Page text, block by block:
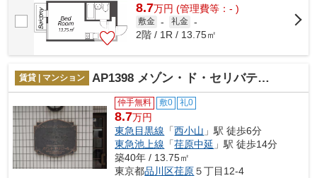
8.7万円 (管理費等：- )
敷金 - 礼金 -
2階 / 1R / 13.75㎡
賃貸 | マンション AP1398 メゾン・ド・セリバテール 303
仲手無料 敷0 礼0
8.7万円
東急目黒線 「西小山 」駅 徒歩6分
東急池上線 「荏原中延 」駅 徒歩14分
築40年 / 13.75㎡
東京都品川区荏原５丁目12-4